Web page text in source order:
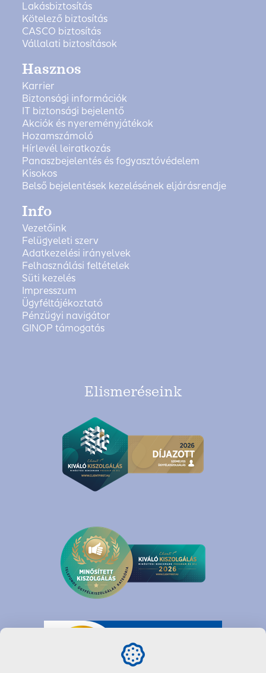
Lakásbiztosítás
Kötelező biztosítás
CASCO biztosítás
Vállalati biztosítások
Hasznos
Karrier
Biztonsági információk
IT biztonsági bejelentő
Akciók és nyereményjátékok
Hozamszámoló
Hírlevél leiratkozás
Panaszbejelentés és fogyasztóvédelem
Kisokos
Belső bejelentések kezelésének eljárásrendje
Info
Vezetőink
Felügyeleti szerv
Adatkezelési irányelvek
Felhasználási feltételek
Süti kezelés
Impresszum
Ügyféltájékoztató
Pénzügyi navigátor
GINOP támogatás
Elismeréseink